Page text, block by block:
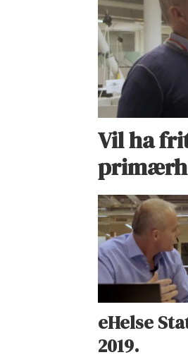
Vil ha
eHelse
2019.